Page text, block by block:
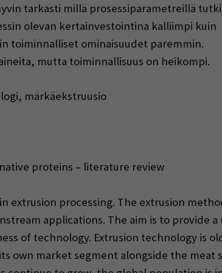
tarkasti millä prosessiparametreillä
olevan kertainvestointina kalliimpi kuin
toiminnalliset ominaisuudet paremmin.
mutta toiminnallisuus on heikompi.
märkäekstruusio
proteins – literature review
extrusion processing. The extrusion
applications. The aim is to provide a
of technology. Extrusion technology is
own market segment alongside the meat